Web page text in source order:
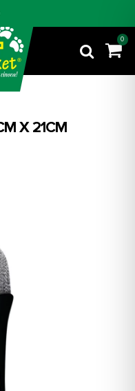
0
X 21CM